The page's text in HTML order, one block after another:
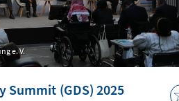
e. V.
Summit (GDS) 2025